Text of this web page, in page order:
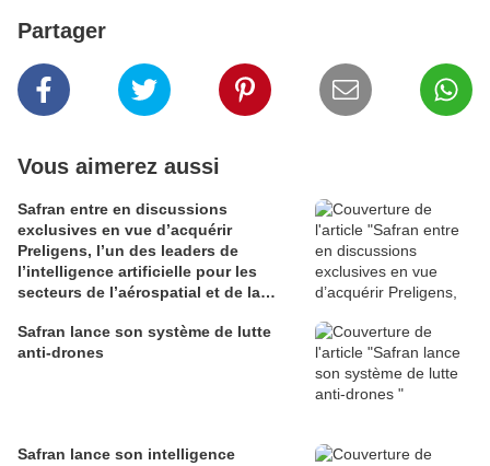
Partager
Vous aimerez aussi
Safran entre en discussions
exclusives en vue d’acquérir
Preligens, l’un des leaders de
l’intelligence artificielle pour les
secteurs de l’aérospatial et de la
Safran lance son système de lutte
anti-drones
Safran lance son intelligence